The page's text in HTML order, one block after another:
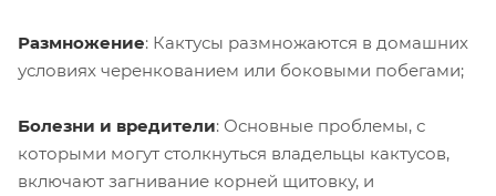
Размножение: Кактусы размножаются в домашних
условиях черенкованием или боковыми побегами;
Болезни и вредители: Основные проблемы, с
которыми могут столкнуться владельцы кактусов,
включают загнивание корней щитовку, и